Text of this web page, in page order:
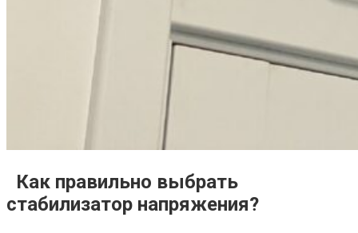
Как правильно выбрать
стабилизатор напряжения?